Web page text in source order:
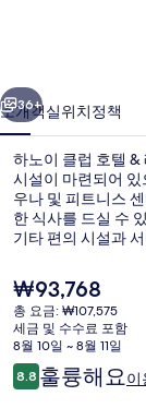
&
레
이
크
팔
라
이
스
레
36+
소개객실위치정책
하노이 클럽 호텔 &
시설이 마련되어
우나 및 피트니스
한 식사를 드실 수
기타 편의 시설과
현
재
가
격
은
₩93,768
₩93,768
총 요금: ₩107,575
세금 및 수수료 포함
8월 10일 ~ 8월 11일
이
용
8.810점 만점 중 8.8점.
훌륭해요이